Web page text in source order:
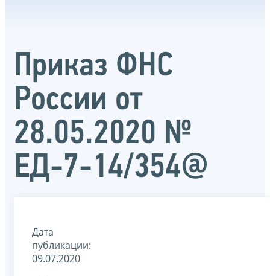
Приказ ФНС
России от
28.05.2020 №
ЕД-7-14/354@
Дата
публикации:
09.07.2020